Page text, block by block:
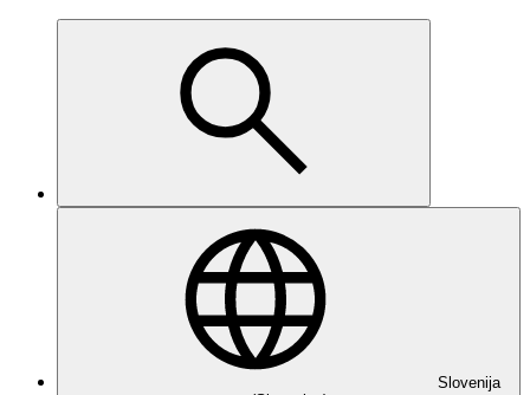
Slovenija